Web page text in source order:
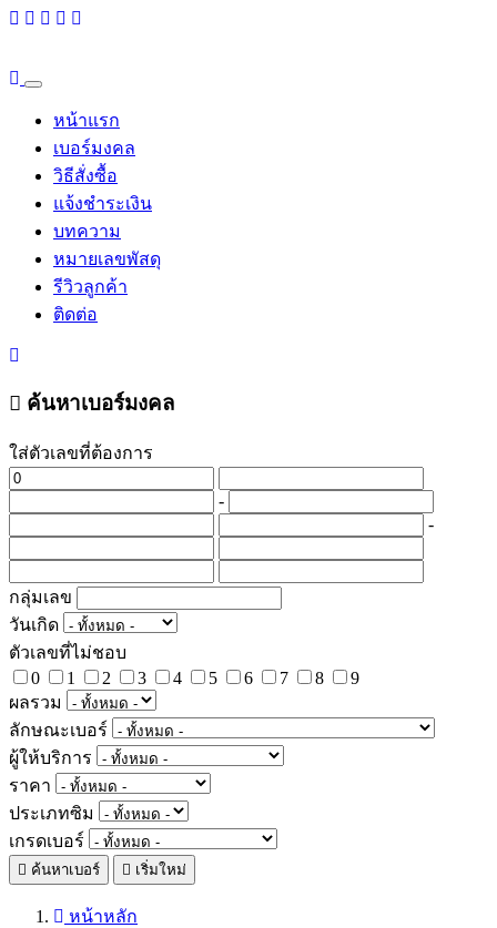
หน้าแรก
เบอร์มงคล
วิธีสั่งซื้อ
แจ้งชำระเงิน
บทความ
หมายเลขพัสดุ
รีวิวลูกค้า
ติดต่อ
ค้นหาเบอร์มงคล
ใส่ตัวเลขที่ต้องการ
-
-
กลุ่มเลข
วันเกิด
ตัวเลขที่ไม่ชอบ
0
1 2 3 4 5 6 7 8
9
ผลรวม
ลักษณะเบอร์
ผู้ให้บริการ
ราคา
ประเภทซิม
เกรดเบอร์
ค้นหาเบอร์ เริ่มใหม่
หน้าหลัก